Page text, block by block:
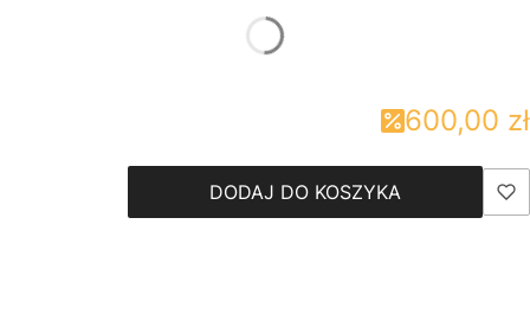
600,00 zł
DODAJ DO KOSZYKA